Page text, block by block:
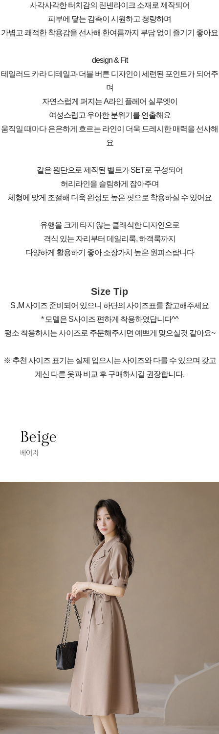
사각사각한 터치감의 린넨라이크 소재로 제작되어
피부에 닿는 감촉이 시원하고 청량하며
가볍고 쾌적한 착용감을 선사해 한여름까지 부담 없이 즐기기 좋아요
design & Fit
테일러드 카라 디테일과 더블 버튼 디자인이 세련된 포인트가 되어주
며
자연스럽게 퍼지는 A라인 플레어 실루엣이
여성스럽고 우아한 분위기를 연출해요
움직일 때마다 은은하게 흐르는 라인이 더욱 드레시한 매력을 선사해
요
같은 원단으로 제작된 벨트가 SET로 구성되어
허리라인을 슬림하게 잡아주며
체형에 맞게 조절해 더욱 완성도 높은 핏으로 착용하실 수 있어요
유행을 크게 타지 않는 클래식한 디자인으로
격식 있는 자리부터 데일리룩, 하객룩까지
다양하게 활용하기 좋아 소장가치 높은 원피스랍니다
Size Tip
S ,M 사이즈 준비되어 있으니 하단의 사이즈표를 참고해주세요
* 모델은 S사이즈 편하게 착용하였답니다^^
평소 착용하시는 사이즈로 주문해주시면 예쁘게 맞으실것 같아요~
※ 추천 사이즈 표기는 실제 입으시는 사이즈와 다를 수 있으며 갖고
계신 다른 옷과 비교 후 구매하시길 권장합니다.